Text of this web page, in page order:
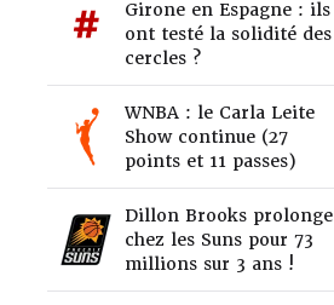
Girone en Espagne : ils
ont testé la solidité des
cercles ?
WNBA : le Carla Leite
Show continue (27
points et 11 passes)
Dillon Brooks prolonge
chez les Suns pour 73
millions sur 3 ans !